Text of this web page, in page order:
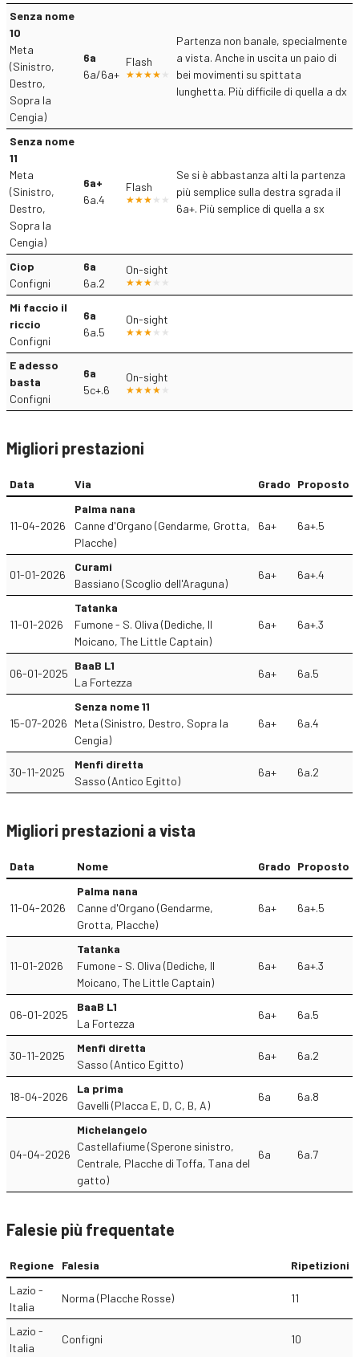
Senza nome
10
Meta
(Sinistro,
Destro,
Sopra la
Cengia)
6a
6a/6a+
Flash
Partenza non banale, specialmente
a vista. Anche in uscita un paio di
bei movimenti su spittata
lunghetta. Più difficile di quella a dx
Senza nome
11
Meta
(Sinistro,
Destro,
Sopra la
Cengia)
6a+
6a.4
Flash
Se si è abbastanza alti la partenza
più semplice sulla destra sgrada il
6a+. Più semplice di quella a sx
Ciop
Configni
6a
6a.2
On-sight
Mi faccio il
riccio
Configni
6a
6a.5
On-sight
E adesso
basta
Configni
6a
5c+.6
On-sight
Migliori prestazioni
Data Via Grado Proposto
11-04-2026
Palma nana
Canne d'Organo (Gendarme, Grotta,
Placche)
6a+ 6a+.5
01-01-2026
Curami
Bassiano (Scoglio dell'Araguna)
6a+ 6a+.4
11-01-2026
Tatanka
Fumone - S. Oliva (Dediche, Il
Moicano, The Little Captain)
6a+ 6a+.3
06-01-2025
BaaB L1
La Fortezza
6a+ 6a.5
15-07-2026
Senza nome 11
Meta (Sinistro, Destro, Sopra la
Cengia)
6a+ 6a.4
30-11-2025
Menfi diretta
Sasso (Antico Egitto)
6a+ 6a.2
Migliori prestazioni a vista
Data Nome Grado Proposto
11-04-2026
Palma nana
Canne d'Organo (Gendarme,
Grotta, Placche)
6a+ 6a+.5
11-01-2026
Tatanka
Fumone - S. Oliva (Dediche, Il
Moicano, The Little Captain)
6a+ 6a+.3
06-01-2025
BaaB L1
La Fortezza
6a+ 6a.5
30-11-2025
Menfi diretta
Sasso (Antico Egitto)
6a+ 6a.2
18-04-2026
La prima
Gavelli (Placca E, D, C, B, A)
6a 6a.8
04-04-2026
Michelangelo
Castellafiume (Sperone sinistro,
Centrale, Placche di Toffa, Tana del
gatto)
6a 6a.7
Falesie più frequentate
Regione Falesia
Ripetizioni
Lazio -
Italia
Norma (Placche Rosse) 11
Lazio -
Italia
Configni 10